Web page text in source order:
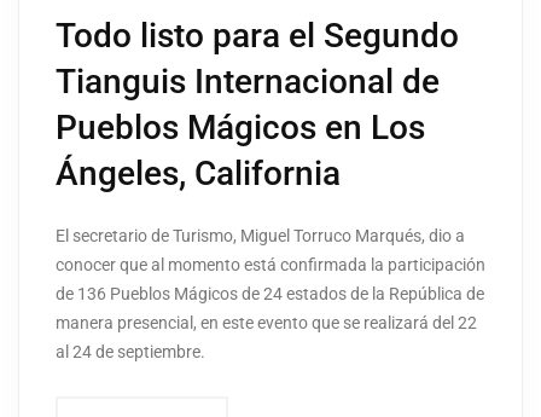
Todo listo para el Segundo
Tianguis Internacional de
Pueblos Mágicos en Los
Ángeles, California
El secretario de Turismo, Miguel Torruco Marqués, dio a
conocer que al momento está confirmada la participación
de 136 Pueblos Mágicos de 24 estados de la República de
manera presencial, en este evento que se realizará del 22
al 24 de septiembre.